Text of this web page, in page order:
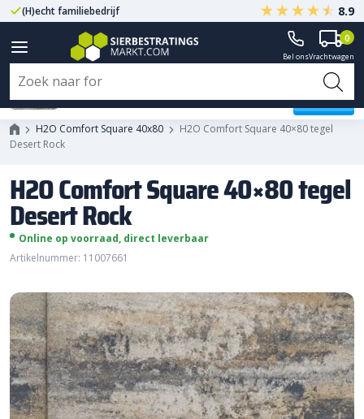
(H)echt familiebedrijf Gegarandeerd A-kwaliteit
8.9
Bel onsVrachtwagen
0
H2O Comfort Square 40x80
H2O Comfort Square 40×80 tegel
Desert Rock
H2O Comfort Square 40×80 tegel
Desert Rock
Online op voorraad, direct leverbaar
Artikelnummer: 11007661
H2O Comfort Square 40x80 tegel
Desert Rock